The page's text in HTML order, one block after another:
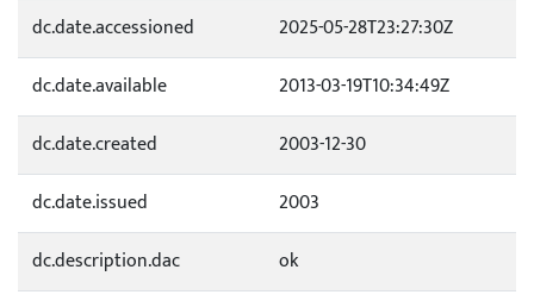
dc.date.accessioned
2025-05-28T23:27:30Z
dc.date.available
2013-03-19T10:34:49Z
dc.date.created
2003-12-30
dc.date.issued
2003
dc.description.dac
ok